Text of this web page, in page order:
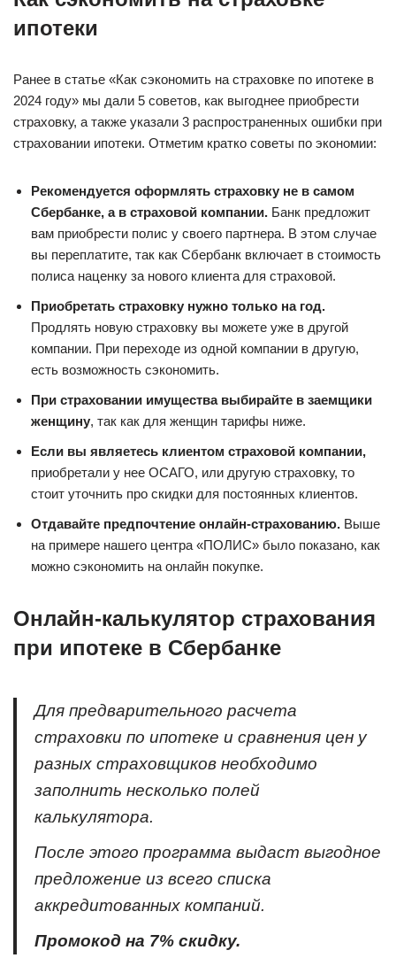
ипотеки
Ранее в статье «Как сэкономить на страховке по ипотеке в
2024 году» мы дали 5 советов, как выгоднее приобрести
страховку, а также указали 3 распространенных ошибки при
страховании ипотеки. Отметим кратко советы по экономии:
Рекомендуется оформлять страховку не в самом
Сбербанке, а в страховой компании. Банк предложит
вам приобрести полис у своего партнера. В этом случае
вы переплатите, так как Сбербанк включает в стоимость
полиса наценку за нового клиента для страховой.
Приобретать страховку нужно только на год.
Продлять новую страховку вы можете уже в другой
компании. При переходе из одной компании в другую,
есть возможность сэкономить.
При страховании имущества выбирайте в заемщики
женщину, так как для женщин тарифы ниже.
Если вы являетесь клиентом страховой компании,
приобретали у нее ОСАГО, или другую страховку, то
стоит уточнить про скидки для постоянных клиентов.
Отдавайте предпочтение онлайн-страхованию. Выше
на примере нашего центра «ПОЛИС» было показано, как
можно сэкономить на онлайн покупке.
Онлайн-калькулятор страхования
при ипотеке в Сбербанке
Для предварительного расчета
страховки по ипотеке и сравнения цен у
разных страховщиков необходимо
заполнить несколько полей
калькулятора.
После этого программа выдаст выгодное
предложение из всего списка
аккредитованных компаний.
Промокод на 7% скидку.